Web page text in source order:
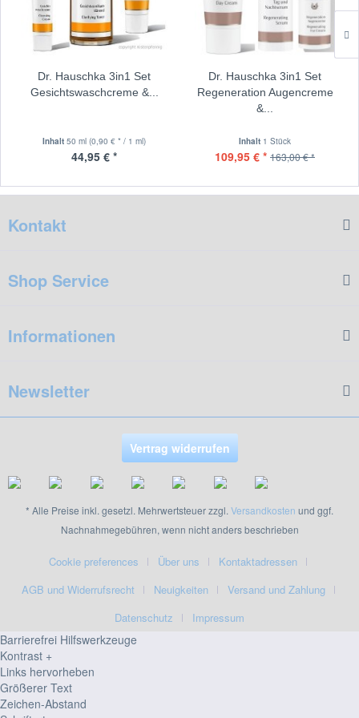
Dr. Hauschka 3in1 Set
Gesichtswaschcreme &...
Inhalt 50 ml (0,90 € * / 1 ml)
44,95 € *
Dr. Hauschka 3in1 Set
Regeneration Augencreme
&...
Inhalt 1 Stück
109,95 € * 163,00 € *
Kontakt
Shop Service
Informationen
Newsletter
Vertrag widerrufen
* Alle Preise inkl. gesetzl. Mehrwertsteuer zzgl. Versandkosten und ggf.
Nachnahmegebühren, wenn nicht anders beschrieben
Cookie preferences Über uns
Kontaktadressen
AGB und Widerrufsrecht
Neuigkeiten
Versand und Zahlung
Datenschutz
Impressum
Barrierefrei Hilfswerkzeuge
Kontrast +
Links hervorheben
Größerer Text
Zeichen-Abstand